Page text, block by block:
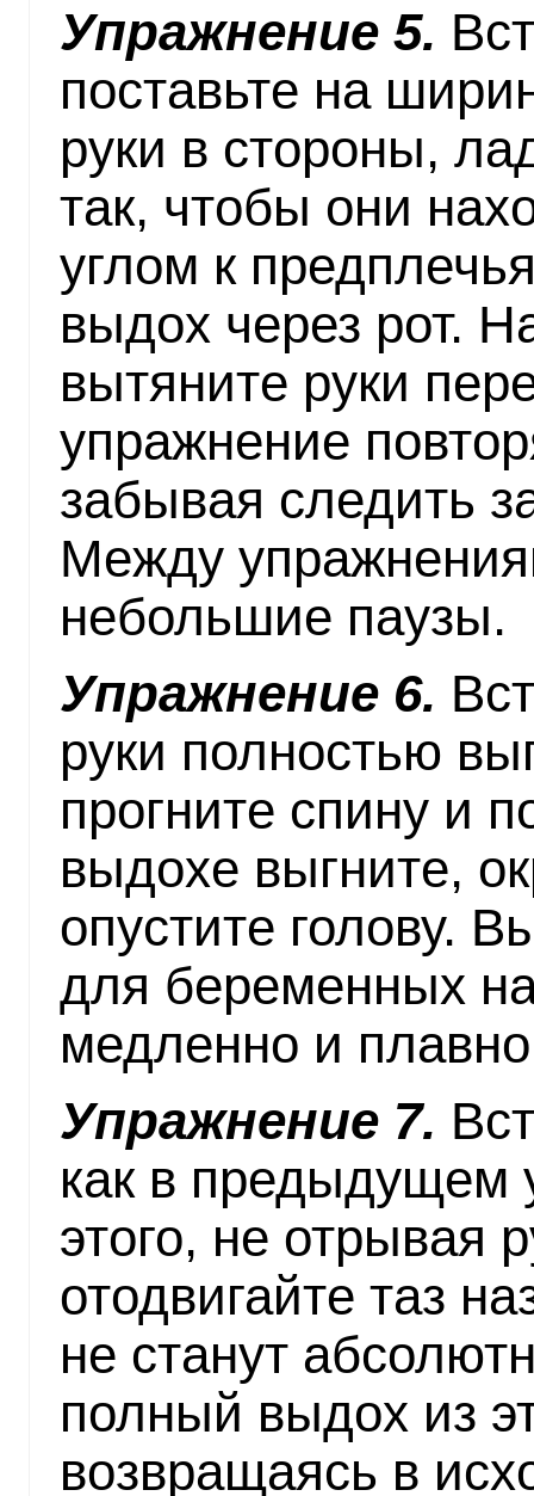
Упражнение 5.
поставьте на
руки в стороны,
так, чтобы они
углом к
выдох через рот.
вытяните руки
упражнение
забывая следить
Между
небольшие паузы.
Упражнение 6.
руки полностью
прогните спину и
выдохе выгните,
опустите голову.
для беременных
медленно и
Упражнение 7.
как в предыдущем
этого, не отрывая
отодвигайте таз
не станут
полный выдох из
возвращаясь в